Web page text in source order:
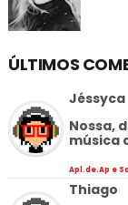
ÚLTIMOS
Jéssyca
Nossa,
música
Apl.de.Ap e
Thiago